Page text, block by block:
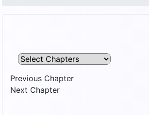
Previous Chapter
Next Chapter